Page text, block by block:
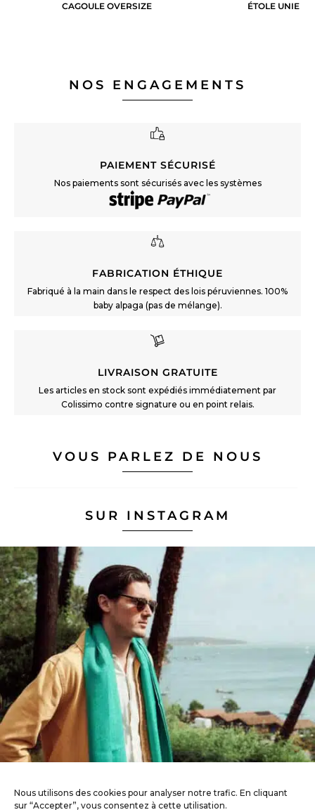
Nous utilisons des cookies pour analyser notre trafic. En cliquant
sur “Accepter”, vous consentez à cette utilisation.
CAGOULE OVERSIZE ÉTOLE UNIE
NOS ENGAGEMENTS
PAIEMENT SÉCURISÉ
Nos paiements sont sécurisés avec les systèmes
FABRICATION ÉTHIQUE
Fabriqué à la main dans le respect des lois péruviennes. 100%
baby alpaga (pas de mélange).
LIVRAISON GRATUITE
Les articles en stock sont expédiés immédiatement par
Colissimo contre signature ou en point relais.
VOUS PARLEZ DE NOUS
SUR INSTAGRAM